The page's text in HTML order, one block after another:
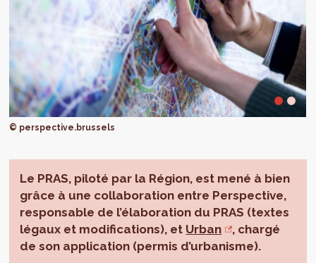
© perspective.brussels
Le PRAS, piloté par la Région, est mené à bien
grâce à une collaboration entre Perspective,
responsable de l’élaboration du PRAS (textes
légaux et modifications), et Urban
, chargé
de son application (permis d’urbanisme).